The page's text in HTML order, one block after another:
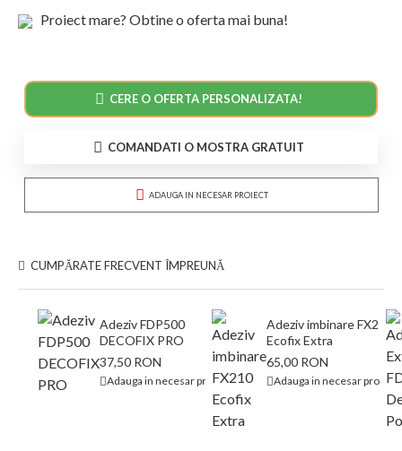
Proiect mare? Obtine o oferta mai buna!
CERE O OFERTA PERSONALIZATA!
COMANDATI O MOSTRA GRATUIT
ADAUGA IN NECESAR PROIECT
CUMPĂRATE FRECVENT ÎMPREUNĂ
Adeziv FDP500
DECOFIX PRO
37,50 RON
Adauga in necesar proiect
Adeziv imbinare FX210
Ecofix Extra
65,00 RON
Adauga in necesar proiect